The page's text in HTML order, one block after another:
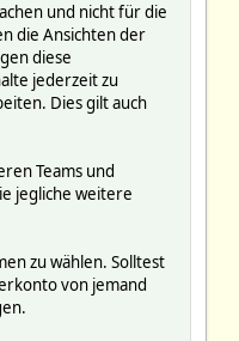
und nicht für die
die Ansichten der
diese
jederzeit zu
Dies gilt auch
Teams und
jegliche weitere
zu wählen. Solltest
von jemand